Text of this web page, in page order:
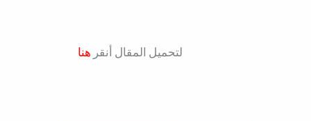
لتحميل المقال أنقر هنا